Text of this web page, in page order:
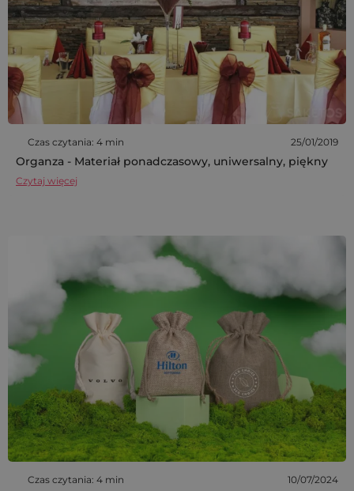
Czas czytania: 4 min 25/01/2019
Organza - Materiał ponadczasowy, uniwersalny, piękny
Czytaj więcej
Czas czytania: 4 min 10/07/2024